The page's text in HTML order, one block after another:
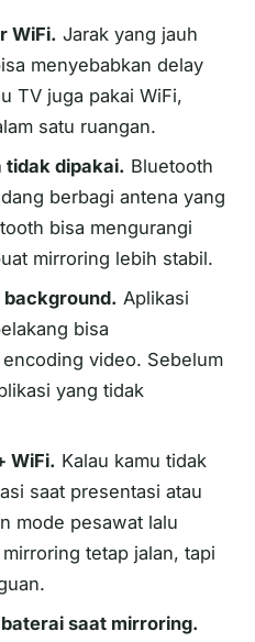
WiFi. Jarak yang jauh
menyebabkan delay
TV juga pakai WiFi,
satu ruangan.
tidak dipakai. Bluetooth
berbagi antena yang
bisa mengurangi
mirroring lebih stabil.
background. Aplikasi
bisa
video. Sebelum
yang tidak
WiFi. Kalau kamu tidak
saat presentasi atau
mode pesawat lalu
tetap jalan, tapi
saat mirroring.